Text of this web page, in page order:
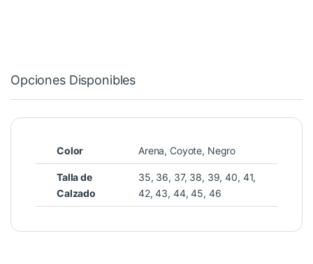
Opciones Disponibles
Color Arena, Coyote, Negro
Talla de
Calzado
35, 36, 37, 38, 39, 40, 41,
42, 43, 44, 45, 46